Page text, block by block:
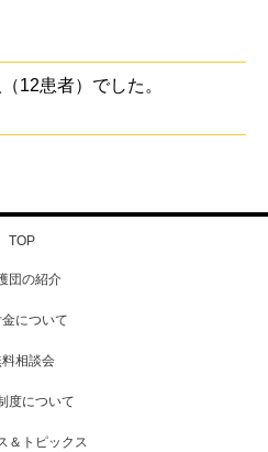
12患者）でした。
TOP
団の紹介
について
相談会
度について
＆トピックス